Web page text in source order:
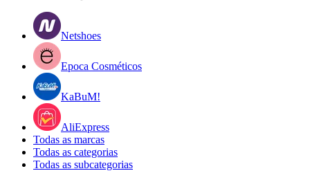
Netshoes
Epoca Cosméticos
KaBuM!
AliExpress
Todas as marcas
Todas as categorias
Todas as subcategorias